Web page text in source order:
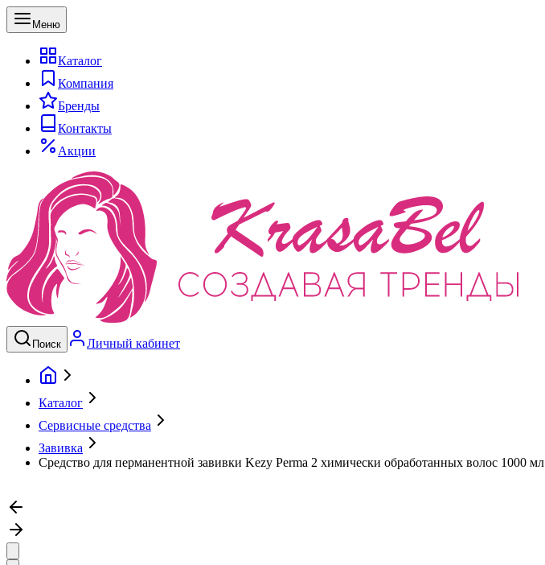
Меню
Каталог
Компания
Бренды
Контакты
Акции
Поиск Личный кабинет
Каталог
Сервисные средства
Завивка
Средство для перманентной завивки Kezy Perma 2 химически обработанных волос 1000 мл